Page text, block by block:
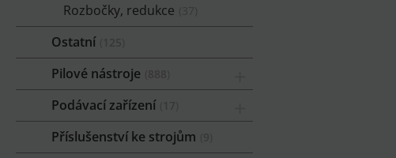
Rozbočky, redukce
Ostatní
Pilové nástroje
Podávací zařízení
Příslušenství ke strojům